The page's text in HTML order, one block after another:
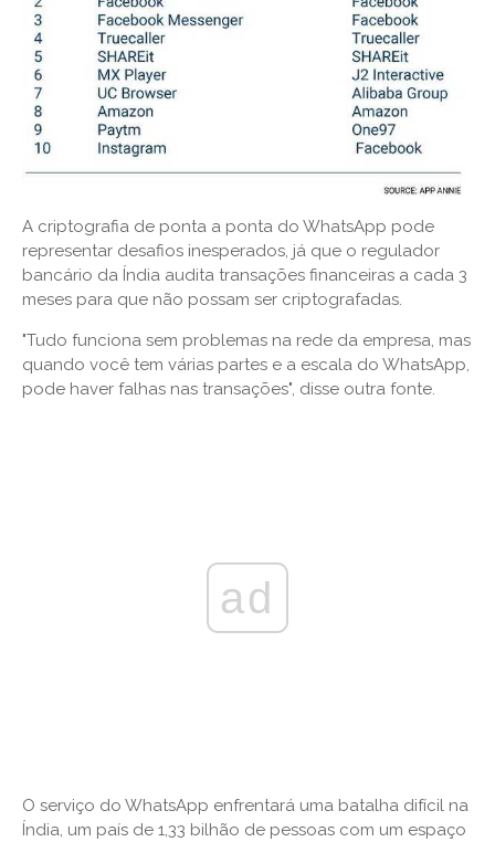
A criptografia de ponta a ponta do WhatsApp pode
representar desafios inesperados, já que o regulador
bancário da Índia audita transações financeiras a cada 3
meses para que não possam ser criptografadas.
"Tudo funciona sem problemas na rede da empresa, mas
quando você tem várias partes e a escala do WhatsApp,
pode haver falhas nas transações", disse outra fonte.
ad
O serviço do WhatsApp enfrentará uma batalha difícil na
Índia, um país de 1,33 bilhão de pessoas com um espaço